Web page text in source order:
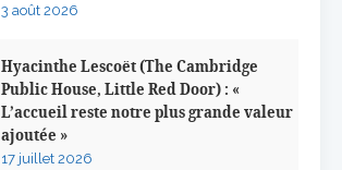
3 août 2026
Hyacinthe Lescoët (The Cambridge
Public House, Little Red Door) : «
L’accueil reste notre plus grande valeur
ajoutée »
17 juillet 2026